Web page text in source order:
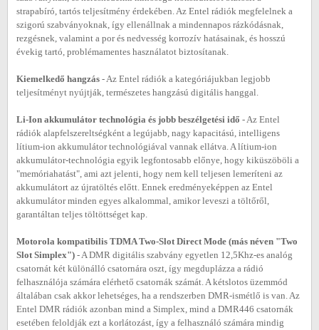
strapabíró, tartós teljesítmény érdekében. Az Entel rádiók megfelelnek a
szigorú szabványoknak, így ellenállnak a mindennapos rázkódásnak,
rezgésnek, valamint a por és nedvesség korrozív hatásainak, és hosszú
évekig tartó, problémamentes használatot biztosítanak.
Kiemelkedő hangzás - Az Entel rádiók a kategóriájukban legjobb
teljesítményt nyújtják, természetes hangzású digitális hanggal.
Li-Ion akkumulátor technológia és jobb beszélgetési idő - Az Entel
rádiók alapfelszereltségként a legújabb, nagy kapacitású, intelligens
lítium-ion akkumulátor technológiával vannak ellátva. A lítium-ion
akkumulátor-technológia egyik legfontosabb előnye, hogy kiküszöböli a
"memóriahatást", ami azt jelenti, hogy nem kell teljesen lemeríteni az
akkumulátort az újratöltés előtt. Ennek eredményeképpen az Entel
akkumulátor minden egyes alkalommal, amikor leveszi a töltőről,
garantáltan teljes töltöttséget kap.
Motorola kompatibilis TDMA Two-Slot Direct Mode (más néven "Two
Slot Simplex") - A DMR digitális szabvány egyetlen 12,5Khz-es analóg
csatornát két különálló csatornára oszt, így megduplázza a rádió
felhasználója számára elérhető csatornák számát. A kétslotos üzemmód
általában csak akkor lehetséges, ha a rendszerben DMR-ismétlő is van. Az
Entel DMR rádiók azonban mind a Simplex, mind a DMR446 csatornák
esetében feloldják ezt a korlátozást, így a felhasználó számára mindig